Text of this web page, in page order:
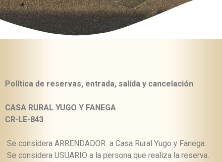
Política de reservas, entrada, salida y cancelación
CASA RURAL YUGO Y FANEGA
CR-LE-843
Se considera ARRENDADOR a Casa Rural Yugo y Fanega.
Se considera USUARIO a la persona que realiza la reserva.